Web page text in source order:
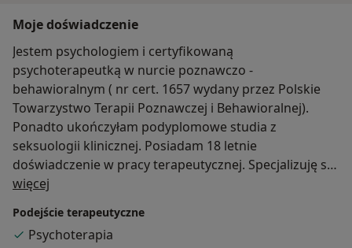
Moje doświadczenie
Jestem psychologiem i certyfikowaną
psychoterapeutką w nurcie poznawczo -
behawioralnym ( nr cert. 1657 wydany przez Polskie
Towarzystwo Terapii Poznawczej i Behawioralnej).
Ponadto ukończyłam podyplomowe studia z
seksuologii klinicznej. Posiadam 18 letnie
doświadczenie w pracy terapeutycznej. Specjalizuję się
w pracy z osobami dorosłymi i młodzieżą. Pomagam
poczucia osamotnienia, braku sensu życia, braku
motywacji do działania, straty i żałoby, problemów w
więcej
Podejście terapeutyczne
Psychoterapia